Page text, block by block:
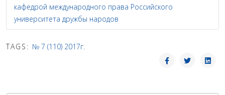
кафедрой международного права Российского
университета дружбы народов
TAGS: № 7 (110) 2017г.